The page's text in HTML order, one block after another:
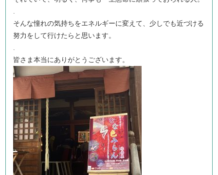
.
そんな憧れの気持ちをエネルギーに変えて、少しでも近づける
努力をして行けたらと思います。
.
皆さま本当にありがとうございます。